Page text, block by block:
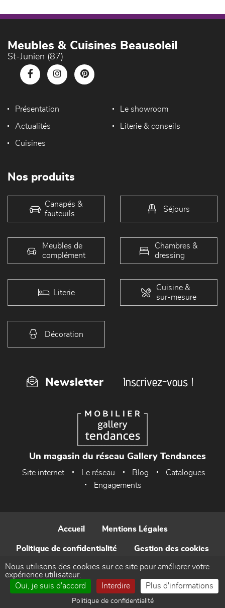
Meubles & Cuisines Beausoleil
St-Junien (87)
Présentation Le showroom
Actualités Literie & conseils
Cuisines
Nos produits
Canapés &
fauteuils
Séjours
Meubles de
complément
Chambres &
dressing
Literie
Cuisine &
sur-mesure
Décoration
Newsletter Inscrivez-vous !
Un magasin du réseau Gallery Tendances
Site internet Le réseau Blog
Catalogues
Engagements
Accueil Mentions Légales
Politique de confidentialité Gestion des cookies
Contact
Réalisé par WEB Enseignes
Nous utilisons des cookies sur ce site pour améliorer votre
expérience utilisateur.
Oui, je suis d'accord
Interdire Plus d'informations
Politique de confidentialité